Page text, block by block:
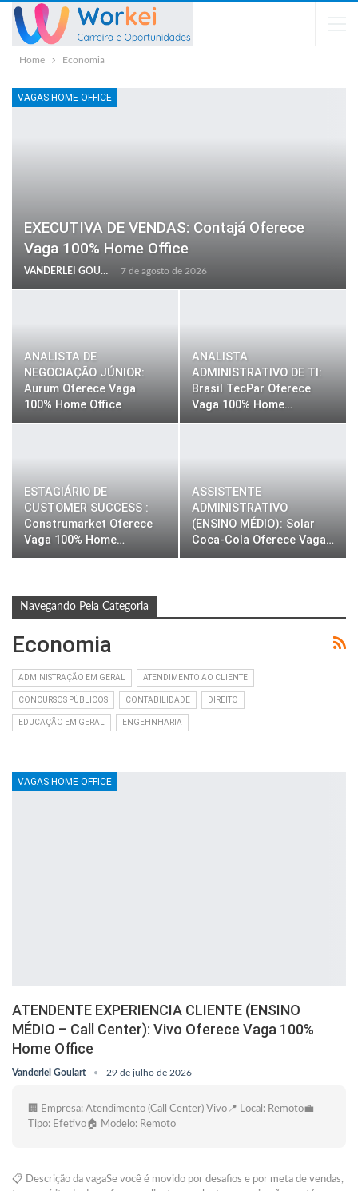
Home Economia
VAGAS HOME OFFICE
EXECUTIVA DE VENDAS: Contajá Oferece
Vaga 100% Home Office
VANDERLEI GOULART 7 de agosto de 2026
ANALISTA DE
NEGOCIAÇÃO JÚNIOR:
Aurum Oferece Vaga
100% Home Office
ANALISTA
ADMINISTRATIVO DE TI:
Brasil TecPar Oferece
Vaga 100% Home…
ESTAGIÁRIO DE
CUSTOMER SUCCESS :
Construmarket Oferece
Vaga 100% Home…
ASSISTENTE
ADMINISTRATIVO
(ENSINO MÉDIO): Solar
Coca-Cola Oferece Vaga…
Navegando Pela Categoria
Economia
ADMINISTRAÇÃO EM GERAL ATENDIMENTO AO CLIENTE
CONCURSOS PÚBLICOS CONTABILIDADE DIREITO
EDUCAÇÃO EM GERAL ENGEHNHARIA
VAGAS HOME OFFICE
ATENDENTE EXPERIENCIA CLIENTE (ENSINO
MÉDIO – Call Center): Vivo Oferece Vaga 100%
Home Office
Vanderlei Goulart 29 de julho de 2026
🏢 Empresa: Atendimento (Call Center) Vivo📍 Local: Remoto💼
Tipo: Efetivo🏠 Modelo: Remoto
📋 Descrição da vagaSe você é movido por desafios e por meta de vendas,